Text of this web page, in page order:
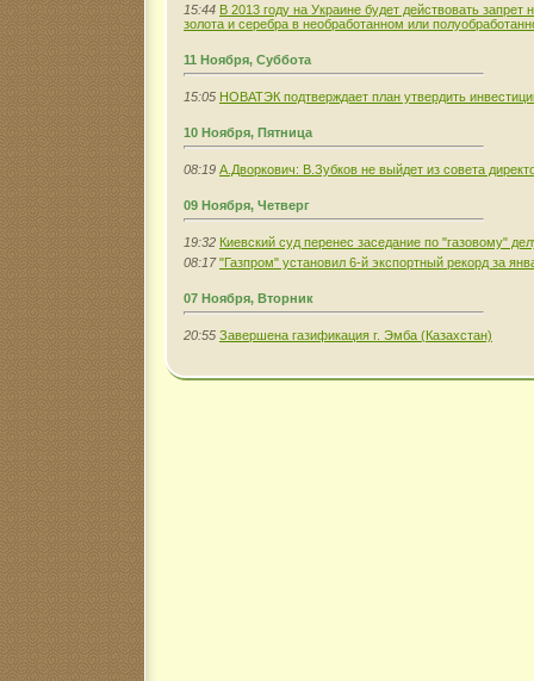
15:44 В 2013 году на Украине будет действовать запрет
золота и серебра в необработанном или
11 Ноября, Суббота
15:05 НОВАТЭК подтверждает план утвердить
10 Ноября, Пятница
08:19 А.Дворкович: В.Зубков не выйдет из совета
09 Ноября, Четверг
19:32 Киевский суд перенес заседание по "газовому"
08:17 "Газпром" установил 6-й экспортный рекорд за
07 Ноября, Вторник
20:55 Завершена газификация г. Эмба (Казахстан)